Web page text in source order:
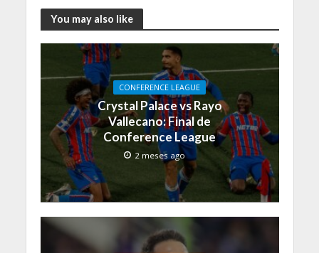
You may also like
CONFERENCE LEAGUE
Crystal Palace vs Rayo
Vallecano: Final de
Conference League
2 meses ago